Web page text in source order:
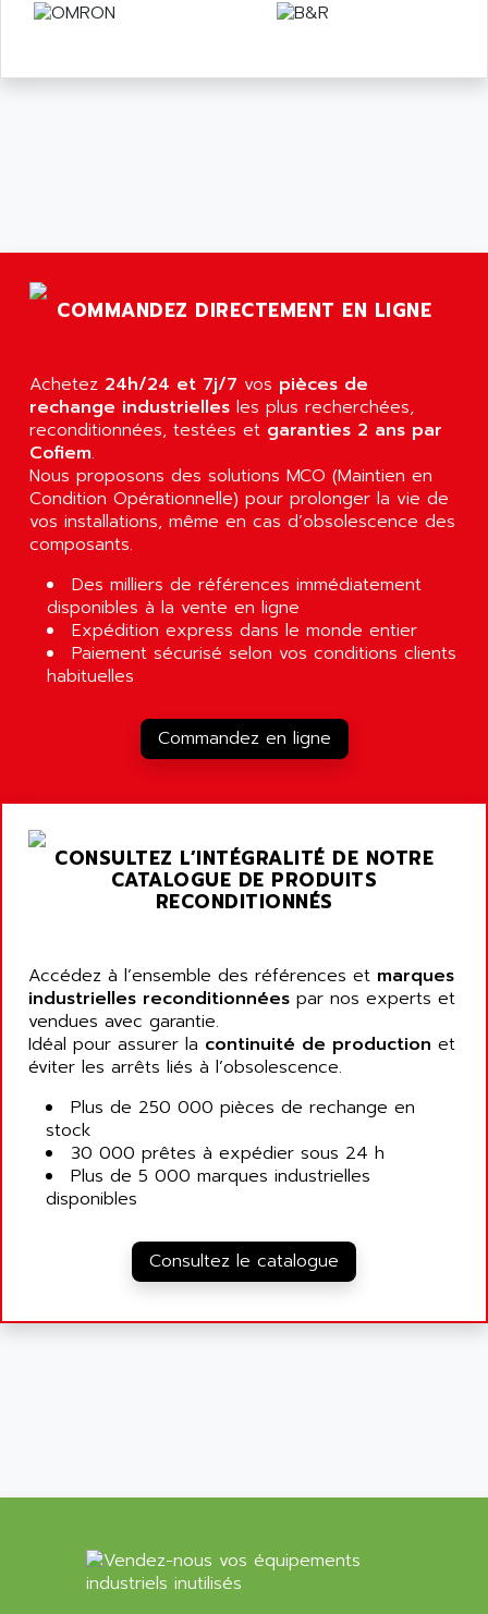
COMMANDEZ DIRECTEMENT EN LIGNE
Achetez 24h/24 et 7j/7 vos pièces de
rechange industrielles les plus recherchées,
reconditionnées, testées et garanties 2 ans par
Cofiem.
Nous proposons des solutions MCO (Maintien en
Condition Opérationnelle) pour prolonger la vie de
vos installations, même en cas d’obsolescence des
composants.
Des milliers de références immédiatement
disponibles à la vente en ligne
Expédition express dans le monde entier
Paiement sécurisé selon vos conditions clients
habituelles
Commandez en ligne
CONSULTEZ L’INTÉGRALITÉ DE NOTRE
CATALOGUE DE PRODUITS
RECONDITIONNÉS
Accédez à l’ensemble des références et marques
industrielles reconditionnées par nos experts et
vendues avec garantie.
Idéal pour assurer la continuité de production et
éviter les arrêts liés à l’obsolescence.
Plus de 250 000 pièces de rechange en
stock
30 000 prêtes à expédier sous 24 h
Plus de 5 000 marques industrielles
disponibles
Consultez le catalogue